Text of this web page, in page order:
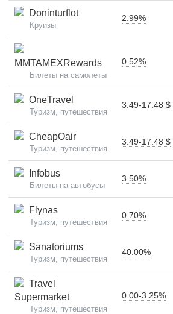
Doninturflot
Круизы
2.99%
MMTAMEXRewards
Билеты на самолеты
0.52%
OneTravel
Туризм, путешествия
3.49-17.48 $
CheapOair
Туризм, путешествия
3.49-17.48 $
Infobus
Билеты на автобусы
3.50%
Flynas
Туризм, путешествия
0.70%
Sanatoriums
Туризм, путешествия
40.00%
Travel
Supermarket
Туризм, путешествия
0.00-3.25%